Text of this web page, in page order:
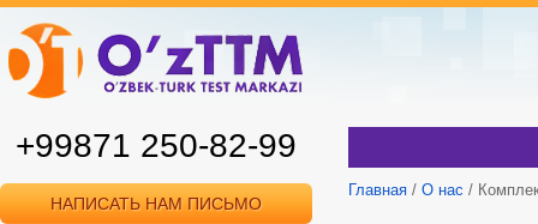
+99871 250-82-99
НАПИСАТЬ НАМ ПИСЬМО
Главная / О нас /